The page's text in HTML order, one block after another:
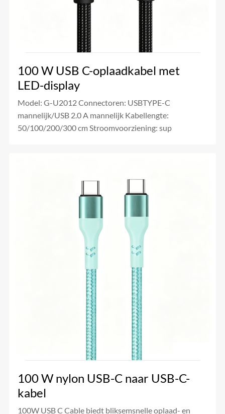
100 W USB C-oplaadkabel met
LED-display
Model: G-U2012 Connectoren: USBTYPE-C
mannelijk/USB 2.0 A mannelijk Kabellengte:
50/100/200/300 cm Stroomvoorziening: sup
100 W nylon USB-C naar USB-C-
kabel
100W USB C Cable biedt bliksemsnelle oplaad- en